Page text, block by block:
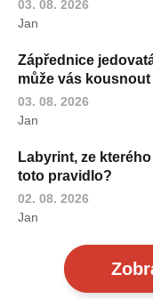
03. 08. 2026
Jan
Zápřednice
může vás kousnout
03. 08. 2026
Jan
Labyrint, ze
toto pravidlo?
02. 08. 2026
Jan